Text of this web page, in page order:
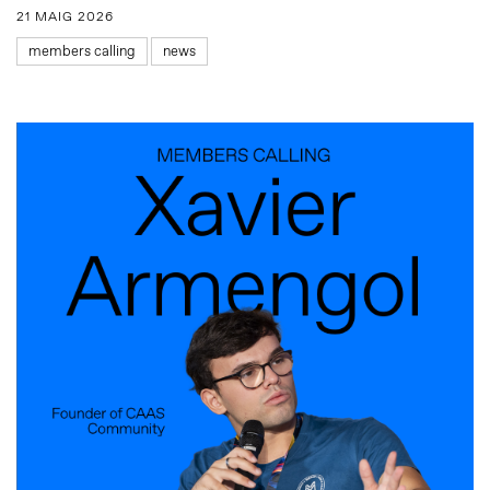
21 MAIG 2026
members calling news